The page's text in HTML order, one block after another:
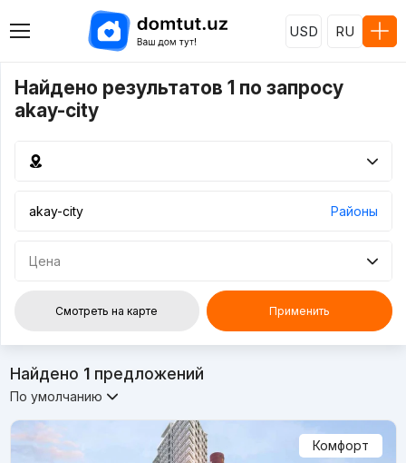
USD RU
Найдено результатов 1 по запросу
akay-city
Районы
Цена
Смотреть на карте Применить
Найдено 1предложений
По умолчанию
Комфорт